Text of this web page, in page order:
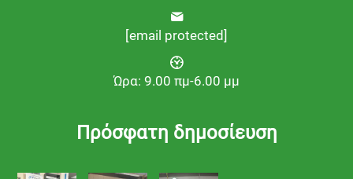
[email protected]
Ώρα: 9.00 πμ-6.00 μμ
Πρόσφατη δημοσίευση